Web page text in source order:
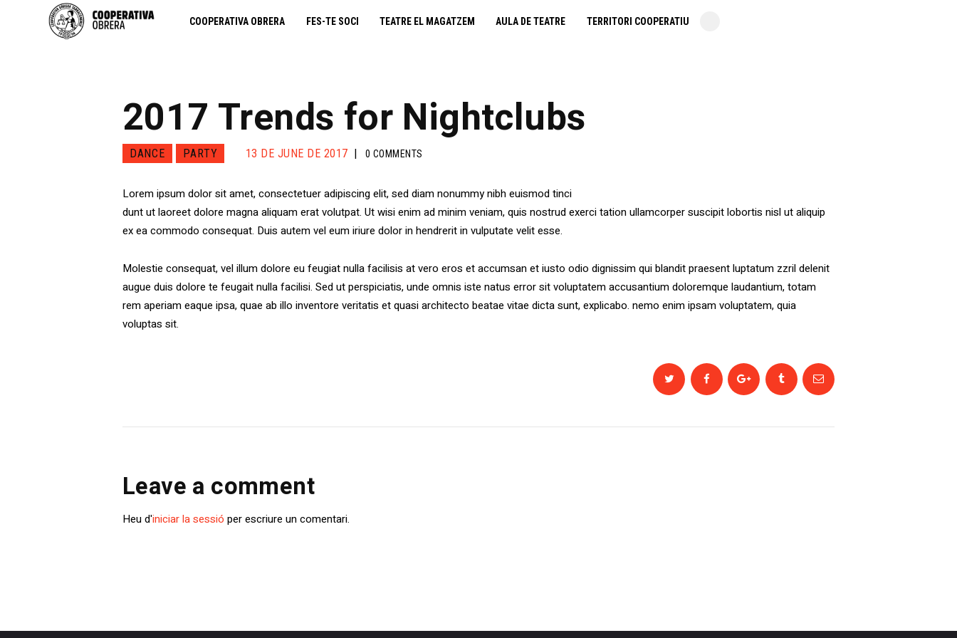
COOPERATIVA OBRERA FES-TE SOCI TEATRE EL MAGATZEM AULA DE TEATRE TERRITORI COOPERATIU
cooperativa obrera
teatre el magatzem
aula de teatre
monogràfics
2017 Trends for Nightclubs
DANCE PARTY 13 DE JUNE DE 2017 0 COMMENTS
Lorem ipsum dolor sit amet, consectetuer adipiscing elit, sed diam nonummy nibh euismod tinci
dunt ut laoreet dolore magna aliquam erat volutpat. Ut wisi enim ad minim veniam, quis nostrud exerci tation ullamcorper suscipit lobortis nisl ut aliquip
ex ea commodo consequat. Duis autem vel eum iriure dolor in hendrerit in vulputate velit esse.
Molestie consequat, vel illum dolore eu feugiat nulla facilisis at vero eros et accumsan et iusto odio dignissim qui blandit praesent luptatum zzril delenit
augue duis dolore te feugait nulla facilisi. Sed ut perspiciatis, unde omnis iste natus error sit voluptatem accusantium doloremque laudantium, totam
rem aperiam eaque ipsa, quae ab illo inventore veritatis et quasi architecto beatae vitae dicta sunt, explicabo. nemo enim ipsam voluptatem, quia
voluptas sit.
Leave a comment
Heu d'iniciar la sessió per escriure un comentari.